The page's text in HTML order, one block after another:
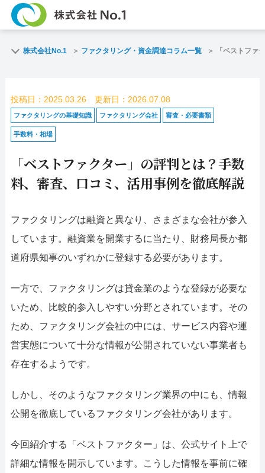
ファクタリングとは？
よくある質問 ファクタリング・資金調
企業情報
名古屋支店HP 福岡支店HP
お問合せ
査定依頼
052-414-4107
おすすめ記事
ファクタリングで即日資金調達するため
株式会社No.1 ファクタリング・資金調達コラム一覧 「ベストファ
投稿日：2025.03.26 更新日：2026.07.08
ファクタリングの基礎知識 ファクタリング会社 審査・必要書類
手数料・相場
「ベストファクター」の評判とは？手数
料、審査、口コミ、活用事例を徹底解説
ファクタリングは融資と異なり、さまざまな会社が参入
しています。融資業を開業するに当たり、財務局長か都
道府県知事のいずれかに登録する必要があります。
一方で、ファクタリングは貸金業のような登録が必要な
いため、比較的参入しやすい分野とされています。その
ため、ファクタリング会社の中には、サービス内容や運
営実態について十分な情報が公開されていない事業者も
存在するようです。
しかし、そのようなファクタリング業界の中にも、情報
公開を徹底しているファクタリング会社があります。
今回紹介する「ベストファクター」は、公式サイト上で
詳細な情報を開示しています。こうした情報を事前に確